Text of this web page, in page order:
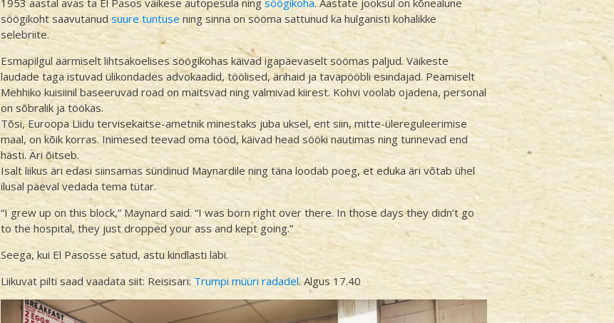
söögikoht saavutanudsuure tuntusening sinna on sööma sattunud ka hulganisti kohalikke
selebriite.
Esmapilgul äärmiselt lihtsakoelises söögikohas käivad igapäevaselt söömas paljud. Väikeste
laudade taga istuvad ülikondades advokaadid, töölised, ärihaid ja tavapööbli esindajad. Peamiselt
Mehhiko kuisiinil baseeruvad road on maitsvad ning valmivad kiirest. Kohvi voolab ojadena, personal
on sõbralik ja töökas.
Tõsi, Euroopa Liidu tervisekaitse-ametnik minestaks juba uksel, ent siin, mitte-ülereguleerimise
maal, on kõik korras. Inimesed teevad oma tööd, käivad head sööki nautimas ning tunnevad end
hästi. Äri õitseb.
Isalt liikus äri edasi siinsamas sündinud Maynardile ning täna loodab poeg, et eduka äri võtab ühel
ilusal päeval vedada tema tütar.
“I grew up on this block,” Maynard said. “I was born right over there. In those days they didn’t go
to the hospital, they just dropped your ass and kept going.”
Seega, kui El Pasosse satud, astu kindlasti läbi.
Liikuvat pilti saad vaadata siit: Reisisari:Trumpi müüri radadel. Algus 17.40